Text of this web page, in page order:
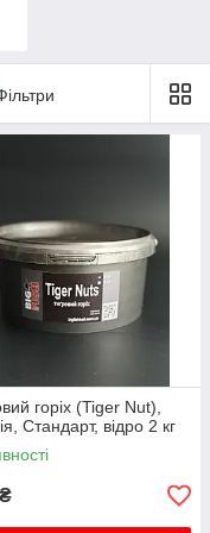
горіх (Tiger Nut),
Стандарт, відро 2 кг
₴